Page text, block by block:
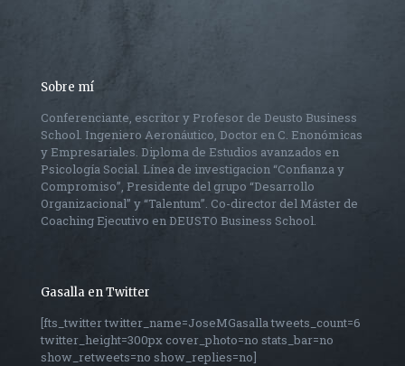
Sobre mí
Conferenciante, escritor y Profesor de Deusto Business
School. Ingeniero Aeronáutico, Doctor en C. Enonómicas
y Empresariales. Diploma de Estudios avanzados en
Psicología Social. Línea de investigacion “Confianza y
Compromiso”, Presidente del grupo “Desarrollo
Organizacional” y “Talentum”. Co-director del Máster de
Coaching Ejecutivo en DEUSTO Business School.
Gasalla en Twitter
[fts_twitter twitter_name=JoseMGasalla tweets_count=6
twitter_height=300px cover_photo=no stats_bar=no
show_retweets=no show_replies=no]